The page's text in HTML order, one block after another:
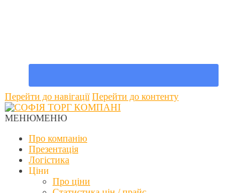
Перейти до навігації Перейти до контенту
МЕНЮМЕНЮ
Про компанію
Презентація
Логістика
Ціни
Про ціни